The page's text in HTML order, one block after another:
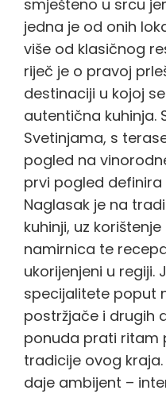
smješteno u srcu
jedna je od onih
više od klasičnog
riječ je o pravoj
destinaciji u kojoj
autentična kuhinja.
Svetinjama, s
pogled na
prvi pogled
Naglasak je na
kuhinji, uz
namirnica te
ukorijenjeni u regiji.
specijalitete poput
postržjače i drugih
ponuda prati ritam
tradicije ovog
daje ambijent –